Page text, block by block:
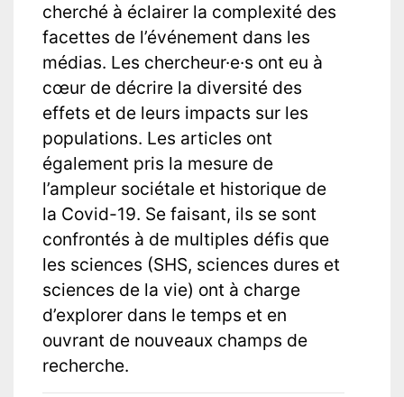
cherché à éclairer la complexité des
facettes de l’événement dans les
médias. Les chercheur·e·s ont eu à
cœur de décrire la diversité des
effets et de leurs impacts sur les
populations. Les articles ont
également pris la mesure de
l’ampleur sociétale et historique de
la Covid-19. Se faisant, ils se sont
confrontés à de multiples défis que
les sciences (SHS, sciences dures et
sciences de la vie) ont à charge
d’explorer dans le temps et en
ouvrant de nouveaux champs de
recherche.